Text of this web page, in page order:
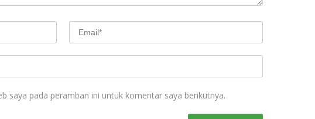
saya pada peramban ini untuk komentar saya berikutnya.